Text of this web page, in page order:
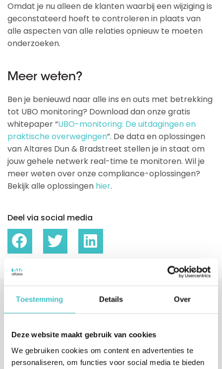
Toestemming Details Over
Deze website maakt gebruik van cookies
We gebruiken cookies om content en advertenties te
personaliseren, om functies voor social media te bieden
Omdat je nu alleen de klanten waarbij een wijziging is
geconstateerd hoeft te controleren in plaats van
alle aspecten van alle relaties opnieuw te moeten
onderzoeken.
Meer weten?
Ben je benieuwd naar alle ins en outs met betrekking
tot UBO monitoring? Download dan onze gratis
whitepaper “UBO-monitoring: De uitdagingen en
praktische overwegingen”. De data en oplossingen
van Altares Dun & Bradstreet stellen je in staat om
jouw gehele netwerk real-time te monitoren. Wil je
meer weten over onze compliance-oplossingen?
Bekijk alle oplossingen hier.
Deel via social media
Interesse gewekt?
We nemen binnen één werkdag contact met je op.